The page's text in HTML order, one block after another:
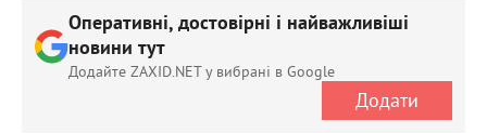
Оперативні, достовірні і найважливіші
новини тут
Додайте ZAXID.NET у вибрані в Google
Додати